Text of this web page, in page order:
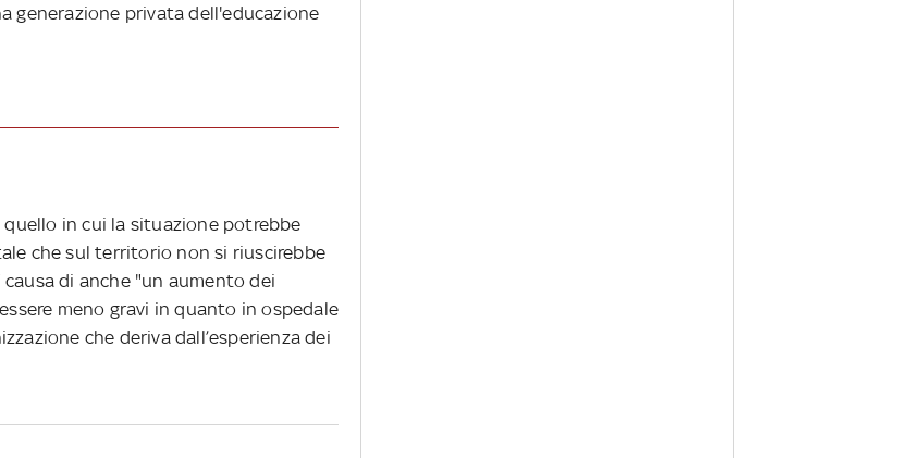
generazione privata dell'educazione
in cui la situazione potrebbe
che sul territorio non si riuscirebbe
di anche "un aumento dei
meno gravi in quanto in ospedale
che deriva dall’esperienza dei